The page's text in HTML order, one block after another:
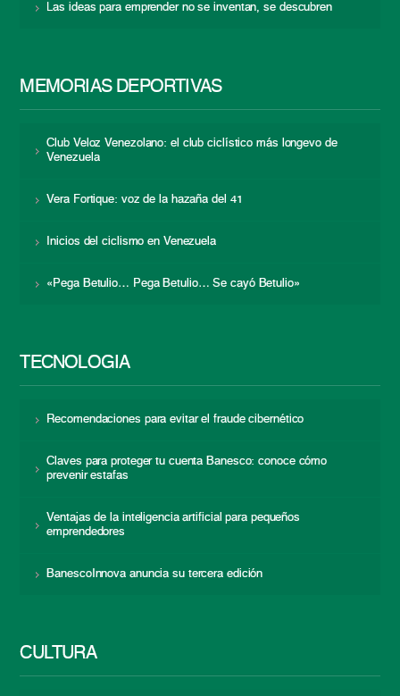
Las ideas para emprender no se inventan, se descubren
MEMORIAS DEPORTIVAS
Club Veloz Venezolano: el club ciclístico más longevo de
Venezuela
Vera Fortique: voz de la hazaña del 41
Inicios del ciclismo en Venezuela
«Pega Betulio… Pega Betulio… Se cayó Betulio»
TECNOLOGÍA
Recomendaciones para evitar el fraude cibernético
Claves para proteger tu cuenta Banesco: conoce cómo
prevenir estafas
Ventajas de la inteligencia artificial para pequeños
emprendedores
BanescoInnova anuncia su tercera edición
CULTURA